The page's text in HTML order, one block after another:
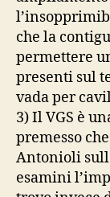
che la
permettere
presenti sul
vada per
3) Il VGS è
premesso
Antonioli
esamini